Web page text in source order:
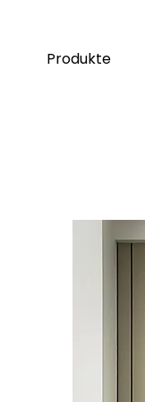
Produkte